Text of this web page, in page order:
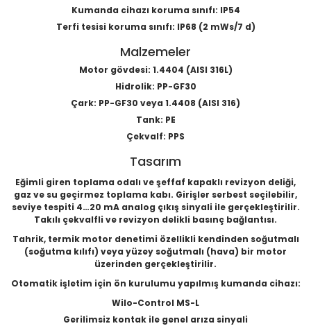
Kumanda cihazı koruma sınıfı: IP54
Terfi tesisi koruma sınıfı: IP68 (2 mWs/7 d)
Malzemeler
Motor gövdesi: 1.4404 (AISI 316L)
Hidrolik: PP-GF30
Çark: PP-GF30 veya 1.4408 (AISI 316)
Tank: PE
Çekvalf: PPS
Tasarım
Eğimli giren toplama odalı ve şeffaf kapaklı revizyon deliği,
gaz ve su geçirmez toplama kabı. Girişler serbest seçilebilir,
seviye tespiti 4…20 mA analog çıkış sinyali ile gerçekleştirilir.
Takılı çekvalfli ve revizyon delikli basınç bağlantısı.
Tahrik, termik motor denetimi özellikli kendinden soğutmalı
(soğutma kılıfı) veya yüzey soğutmalı (hava) bir motor
üzerinden gerçekleştirilir.
Otomatik işletim için ön kurulumu yapılmış kumanda cihazı:
Wilo-Control MS-L
Gerilimsiz kontak ile genel arıza sinyali